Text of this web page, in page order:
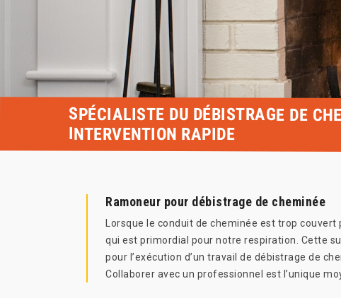
SPÉCIALISTE DU DÉBISTRAGE DE
INTERVENTION RAPIDE
Ramoneur pour débistrage de cheminée
Lorsque le conduit de cheminée est trop
qui est primordial pour notre respiration. Cette
pour l’exécution d’un travail de débistrage de
Collaborer avec un professionnel est l’unique